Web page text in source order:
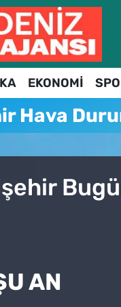
EKONOMİ
Hava
AN
Fikstür